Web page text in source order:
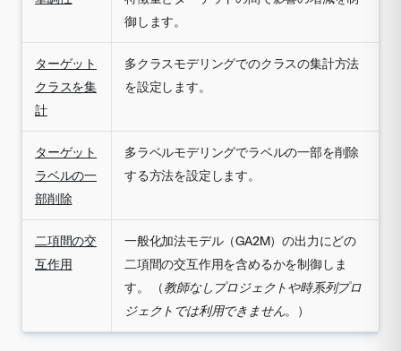
御します。
ターゲット
クラスを集
計
多クラスモデリングでのクラスの集計方法
を設定します。
ターゲット
ラベルの一
部削除
多ラベルモデリングでラベルの一部を削除
する方法を設定します。
二項間の交
互作用
一般化加法モデル（GA2M）の出力にどの
二項間の交互作用を含めるかを制御しま
す。 （教師なしプロジェクトや時系列プロ
ジェクトでは利用できません。）